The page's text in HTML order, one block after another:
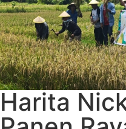
Harita